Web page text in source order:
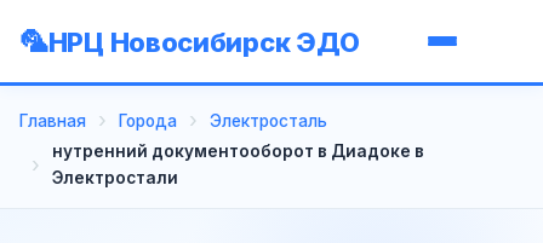
НРЦ Новосибирск ЭДО
Главная Города
Электросталь
нутренний документооборот в Диадоке в
Электростали